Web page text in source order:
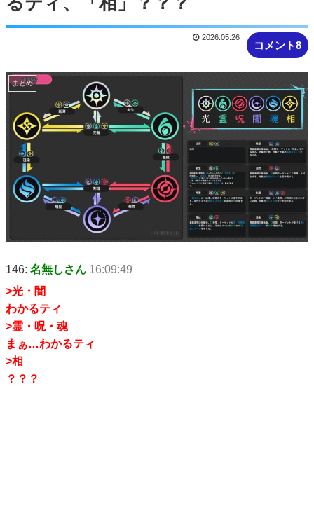
コメント8
2026.05.26
まとめ
146: 名無しさん 16:09:49
>光・闇
わかるティ
>霊・呪・魂
まぁ…わかるティ
>相
？？？